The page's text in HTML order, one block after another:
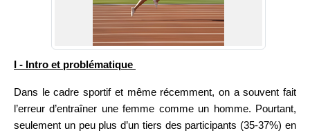
I - Intro et problématique
Dans le cadre sportif et même récemment, on a souvent fait
l’erreur d’entraîner une femme comme un homme. Pourtant,
seulement un peu plus d’un tiers des participants (35-37%) en